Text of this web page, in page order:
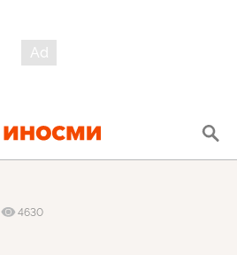
4630